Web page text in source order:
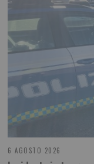
6 AGOSTO 2026